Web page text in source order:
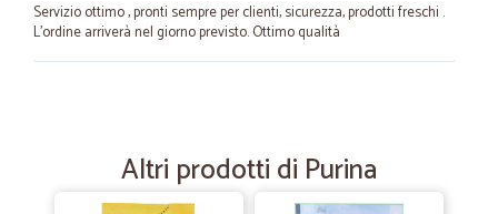
Servizio ottimo , pronti sempre per clienti, sicurezza, prodotti freschi .
L’ordine arriverà nel giorno previsto. Ottimo qualità
gli autisti sono molto disponibili e gentili avete un po' i prezzi alti e
manca il pesce fresco . grazie mille per il sevizio che svolgete saluti
Altri prodotti di Purina